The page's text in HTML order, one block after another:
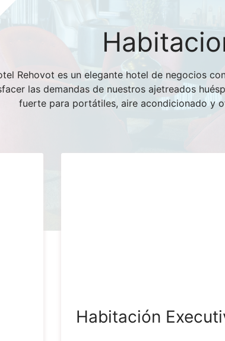
Rehovot es un elegante hotel de negocios
las demandas de nuestros ajetreados
fuerte para portátiles, aire acondicionado y
Habitación